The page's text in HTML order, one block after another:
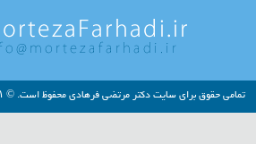
تمامی حقوق برای سایت دکتر مرتضی فرهادی محفوظ است. © ۱۳۹۱